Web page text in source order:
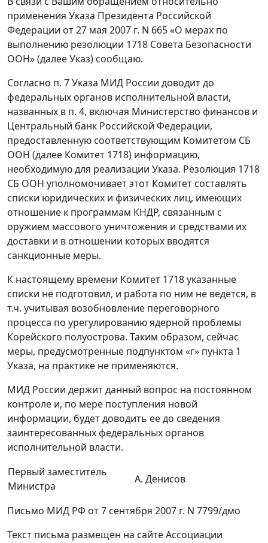
применения Указа Президента Российской
Федерации от 27 мая 2007 г. N 665 «О мерах по
выполнению резолюции 1718 Совета Безопасности
ООН» (далее Указ) сообщаю.
Согласно п. 7 Указа МИД России доводит до
федеральных органов исполнительной власти,
названных в п. 4, включая Министерство финансов и
Центральный банк Российской Федерации,
предоставленную соответствующим Комитетом СБ
ООН (далее Комитет 1718) информацию,
необходимую для реализации Указа. Резолюция 1718
СБ ООН уполномочивает этот Комитет составлять
списки юридических и физических лиц, имеющих
отношение к программам КНДР, связанным с
оружием массового уничтожения и средствами их
доставки и в отношении которых вводятся
санкционные меры.
К настоящему времени Комитет 1718 указанные
списки не подготовил, и работа по ним не ведется, в
т.ч. учитывая возобновление переговорного
процесса по урегулированию ядерной проблемы
Корейского полуострова. Таким образом, сейчас
меры, предусмотренные подпунктом «г» пункта 1
Указа, на практике не применяются.
МИД России держит данный вопрос на постоянном
контроле и, по мере поступления новой
информации, будет доводить ее до сведения
заинтересованных федеральных органов
исполнительной власти.
Первый заместитель
Министра
А. Денисов
Письмо МИД РФ от 7 сентября 2007 г. N 7799/дмо
Текст письма размещен на сайте Ассоциации